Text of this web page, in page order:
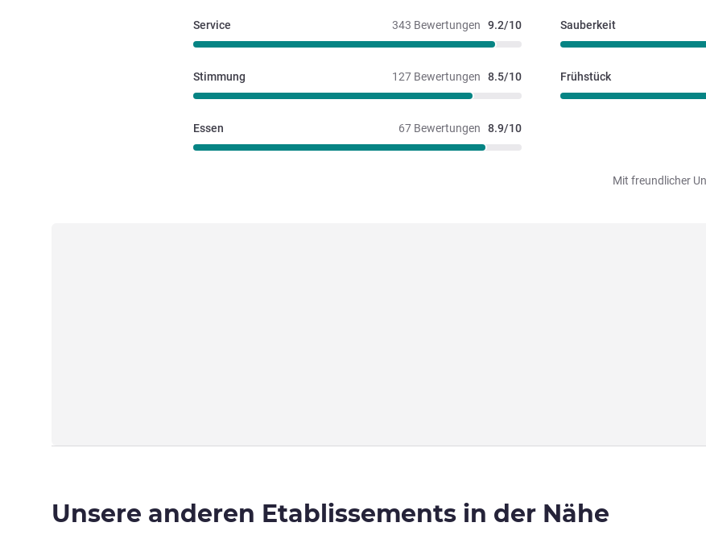
343 Bewertungen 9.2/10
Service Sauberkeit
127 Bewertungen 8.5/10
Stimmung Frühstück
67 Bewertungen 8.9/10
Essen
Mit freundlicher
Unsere anderen Etablissements in der Nähe